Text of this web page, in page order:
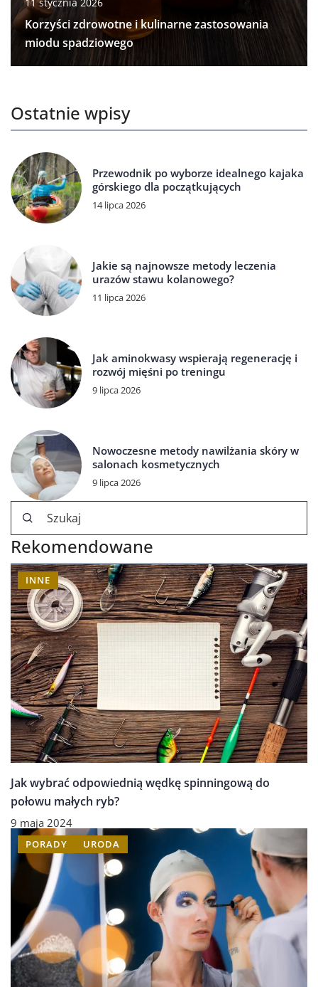
11 stycznia 2026
Korzyści zdrowotne i kulinarne zastosowania
miodu spadziowego
Ostatnie wpisy
Przewodnik po wyborze idealnego kajaka
górskiego dla początkujących
14 lipca 2026
Jakie są najnowsze metody leczenia
urazów stawu kolanowego?
11 lipca 2026
Jak aminokwasy wspierają regenerację i
rozwój mięśni po treningu
9 lipca 2026
Nowoczesne metody nawilżania skóry w
salonach kosmetycznych
9 lipca 2026
Rekomendowane
INNE
Jak wybrać odpowiednią wędkę spinningową do
połowu małych ryb?
9 maja 2024
PORADY URODA